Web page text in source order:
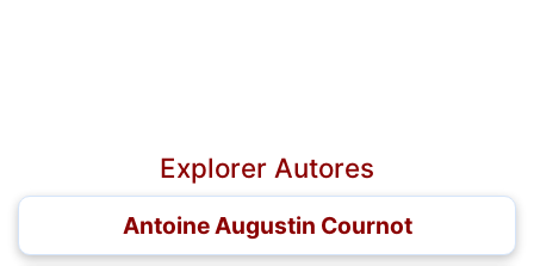
Explorer Autores
Antoine Augustin Cournot